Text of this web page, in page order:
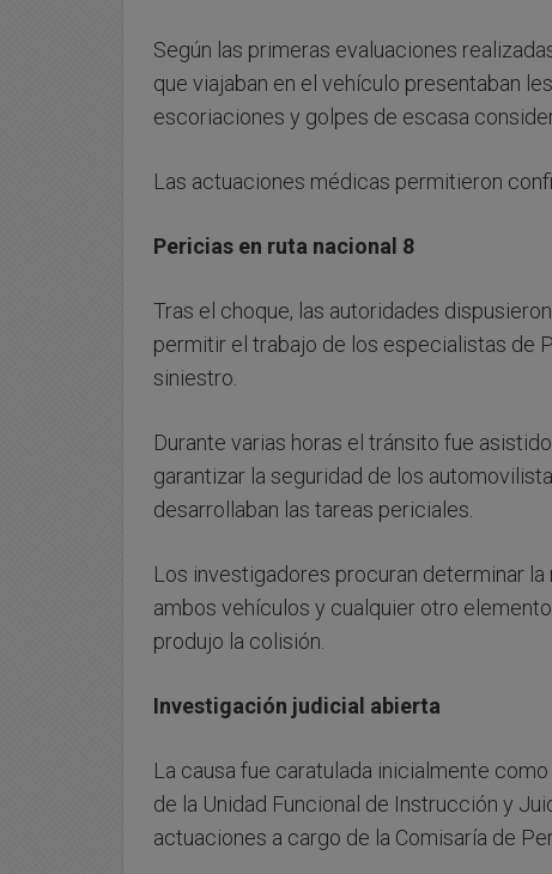
Según las primeras evaluaciones
que viajaban en el vehículo presentaban
escoriaciones y golpes de escasa
Las actuaciones médicas permitieron
Pericias en ruta nacional 8
Tras el choque, las autoridades
permitir el trabajo de los especialistas de
siniestro.
Durante varias horas el tránsito fue
garantizar la seguridad de los
desarrollaban las tareas periciales.
Los investigadores procuran determinar
ambos vehículos y cualquier otro
produjo la colisión.
Investigación judicial abierta
La causa fue caratulada inicialmente
de la Unidad Funcional de Instrucción y
actuaciones a cargo de la Comisaría de